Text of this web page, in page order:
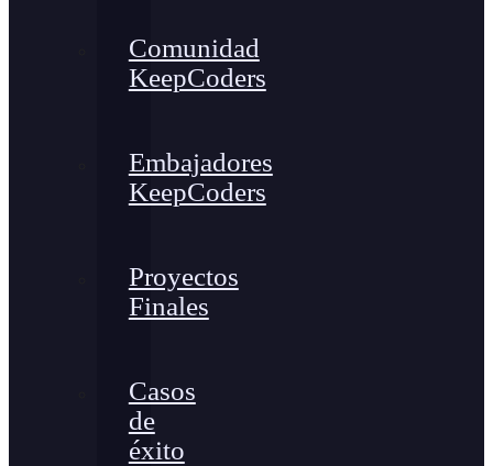
Comunidad
KeepCoders
Embajadores
KeepCoders
Proyectos
Finales
Casos
de
éxito